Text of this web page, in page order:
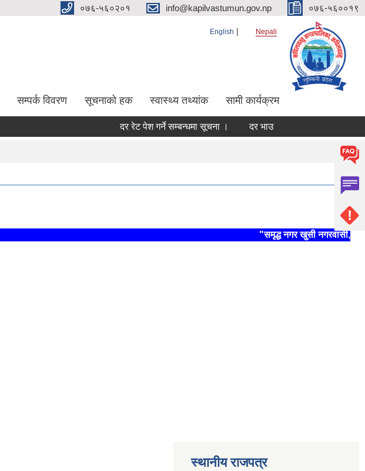
०७६-५६०२०१ info@kapilvastumun.gov.np ०७६-५६००१९
English Nepali
सम्पर्क विवरण सूचनाको हक स्वास्थ्य तथ्यांक सामी कार्यक्रम
दर रेट पेश गर्ने सम्बन्धमा सूचना । दर भाउ पेश गर्ने सम्बन्धमा ।
"समृद्ध नगर खुसी नगरवासी, स्थिर
स्थानीय राजपत्र